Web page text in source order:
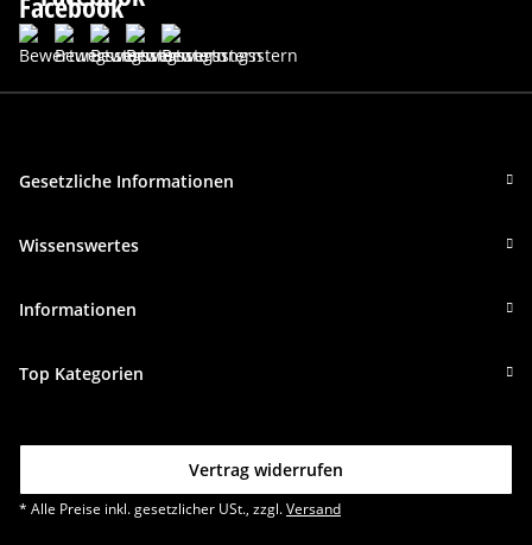
Gesetzliche Informationen
Wissenswertes
Informationen
Top Kategorien
Vertrag widerrufen
* Alle Preise inkl. gesetzlicher USt., zzgl.Versand